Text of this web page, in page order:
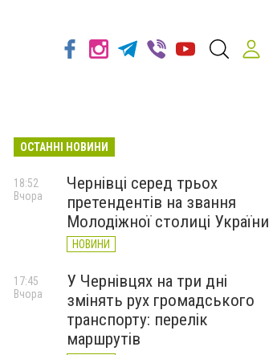
ОСТАННІ НОВИНИ
Чернівці серед трьох
претендентів на звання
Молодіжної столиці України
НОВИНИ
18:52
Вчора
У Чернівцях на три дні
змінять рух громадського
транспорту: перелік
маршрутів
17:45
Вчора